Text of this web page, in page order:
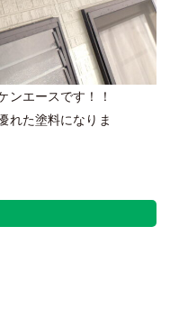
ンエースです！！
れた塗料になりま